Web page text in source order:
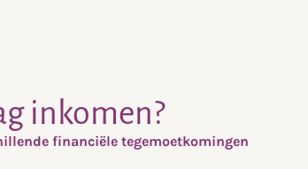
inkomen?
financiële tegemoetkomingen